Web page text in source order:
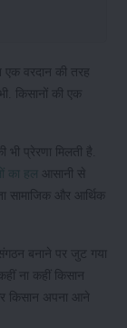
वरदान की तरह
किसानों की एक
प्रेरणा मिलती है.
का हल आसानी से
सामाजिक और आर्थिक
बनाने पर जुट गया
ना कहीं किसान
किसान अपना आने